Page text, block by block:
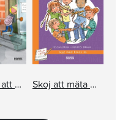
Boken om att börja skolan Skoj att mäta med Klass 1b